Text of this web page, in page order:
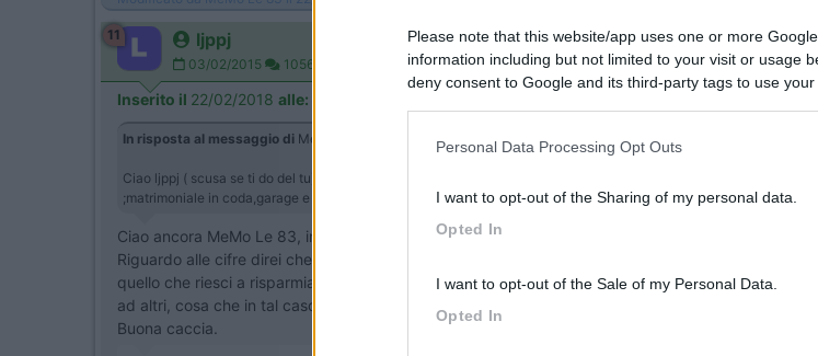
Please note that this website/app uses one or more
information including but not limited to your visit or usage
deny consent to Google and its third-party tags to use
Personal Data Processing Opt Outs
I want to opt-out of the Sharing of my personal data.
Opted In
I want to opt-out of the Sale of my Personal Data.
Opted In
11 ljppj
03/02/2015 1056
Inserito il 22/02/2018 alle:
In risposta al messaggio di MeMo Le 83 22/02/2018 alle 17:08:48
Ciao ljppj ( scusa se ti do del tu) grazie per avermi risposto ...questi modelli di camper li ho trovati da privati e da
;matrimoniale in coda,garage e frigo grande) intorno ai 35? grazie ancora buona serata!
Ciao ancora MeMo Le 83, intanto per quanto riguarda il " tu ", ritengo semplicemente normale tra
Riguardo alle cifre direi che sei quasi in linea, anche se dal concessionario la cifra lieviti un po'
quello che riesci a risparmiare, ti dovra' servire per qualche accorgimento o accessorio. Inoltre
ad altri, cosa che in tal caso aumenterebbe la possibilità di scegliere.
Buona caccia.